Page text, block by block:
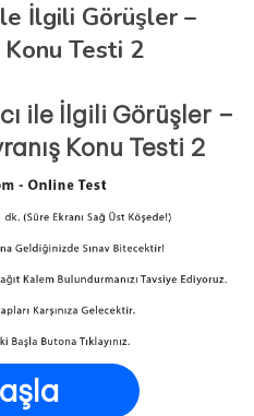
İlgili Görüşler –
Konu Testi 2
ile İlgili Görüşler –
Konu Testi 2